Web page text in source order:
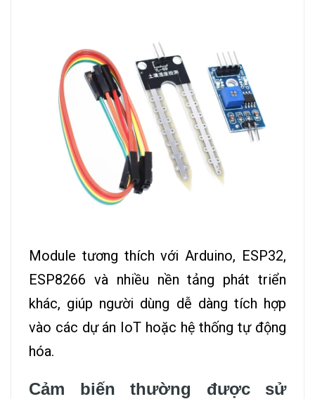
Module tương thích với Arduino, ESP32,
ESP8266 và nhiều nền tảng phát triển
khác, giúp người dùng dễ dàng tích hợp
vào các dự án IoT hoặc hệ thống tự động
hóa.
Cảm biến thường được sử